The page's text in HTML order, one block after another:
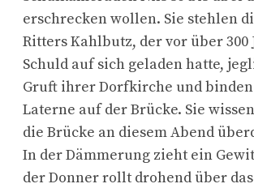
erschrecken wollen. Sie stehlen
Ritters Kahlbutz, der vor über 300
Schuld auf sich geladen hatte,
Gruft ihrer Dorfkirche und
Laterne auf der Brücke. Sie
die Brücke an diesem Abend
In der Dämmerung zieht ein
der Donner rollt drohend über